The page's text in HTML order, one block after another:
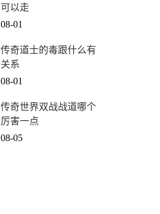
可以走
08-01
传奇道士的毒跟什么有
关系
08-01
传奇世界双战战道哪个
厉害一点
08-05